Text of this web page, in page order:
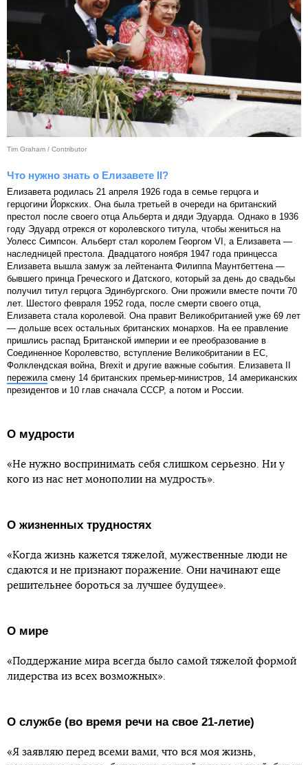
Tim Graham / Contributor
Что нужно знать о Елизавете II?
Елизавета родилась 21 апреля 1926 года в семье герцога и
герцогини Йоркских. Она была третьей в очереди на британский
престол после своего отца Альберта и дяди Эдуарда. Однако в 1936
году Эдуард отрекся от королевского титула, чтобы жениться на
Уолесс Симпсон. Альберт стал королем Георгом VI, а Елизавета —
наследницей престола. Двадцатого ноября 1947 года принцесса
Елизавета вышла замуж за лейтенанта Филиппа Маунтбеттена —
бывшего принца Греческого и Датского, который за день до свадьбы
получил титул герцога Эдинбургского. Они прожили вместе почти 70
лет. Шестого февраля 1952 года, после смерти своего отца,
Елизавета стала королевой. Она правит Великобританией уже 69 лет
— дольше всех остальных британских монархов. На ее правление
пришлись распад Британской империи и ее преобразование в
Соединенное Королевство, вступление Великобритании в ЕС,
Фолклендская война, Brexit и другие важные события. Елизавета II
пережиласмену 14 британских премьер-министров, 14 американских
президентов и 10 глав сначала СССР, а потом и России.
О мудрости
«Не нужно воспринимать себя слишком серьезно. Ни у
кого из нас нет монополии на мудрость».
О жизненных трудностях
«Когда жизнь кажется тяжелой, мужественные люди не
сдаются и не признают поражение. Они начинают еще
решительнее бороться за лучшее будущее».
О мире
«Поддержание мира всегда было самой тяжелой формой
лидерства из всех возможных».
О службе (во время речи на свое 21-летие)
«Я заявляю перед всеми вами, что вся моя жизнь,